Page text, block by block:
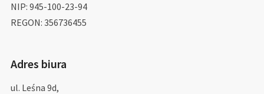
NIP: 945-100-23-94
REGON: 356736455
Adres biura
ul. Leśna 9d,